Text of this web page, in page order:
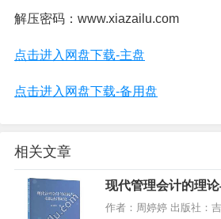
解压密码：www.xiazailu.com
点击进入网盘下载-主盘
点击进入网盘下载-备用盘
相关文章
现代管理会计的理
电子书下载
作者：周婷婷 出版社：